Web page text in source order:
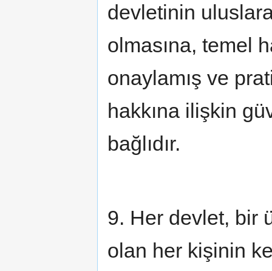
devletinin
olmasına, temel
onaylamış ve
hakkına ilişkin
bağlıdır.
9. Her devlet, bir
olan her kişinin